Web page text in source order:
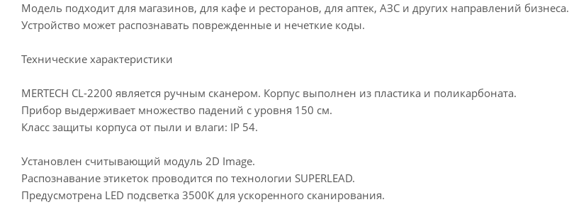
Модель подходит для магазинов, для кафе и ресторанов, для аптек, АЗС и других направлений бизнеса.
Устройство может распознавать поврежденные и нечеткие коды.
Технические характеристики
MERTECH CL-2200 является ручным сканером. Корпус выполнен из пластика и поликарбоната.
Прибор выдерживает множество падений с уровня 150 см.
Класс защиты корпуса от пыли и влаги: IP 54.
Установлен считывающий модуль 2D Image.
Распознавание этикеток проводится по технологии SUPERLEAD.
Предусмотрена LED подсветка 3500К для ускоренного сканирования.